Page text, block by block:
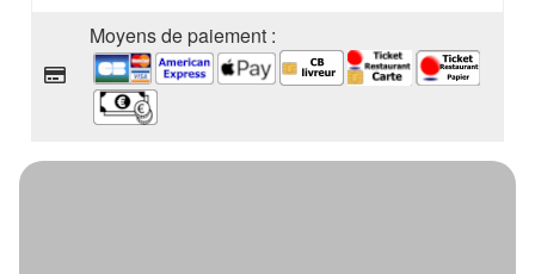
Moyens de paiement :